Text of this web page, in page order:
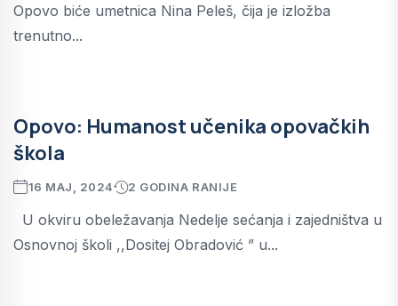
Opovo biće umetnica Nina Peleš, čija je izložba
trenutno...
Opovo: Humanost učenika opovačkih
škola
16 MAJ, 2024 2 GODINA RANIJE
U okviru obeležavanja Nedelje sećanja i zajedništva u
Osnovnoj školi ,,Dositej Obradović ” u...